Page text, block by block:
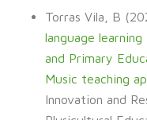
Torras Vila, B
language
and Primary
Music teaching
Innovation and